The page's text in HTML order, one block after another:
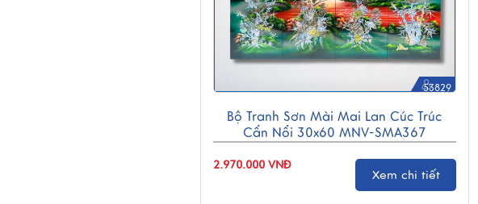
53829
Bộ Tranh Sơn Mài Mai Lan Cúc Trúc
Cẩn Nổi 30x60 MNV-SMA367
2.970.000 VNĐ
Xem chi tiết